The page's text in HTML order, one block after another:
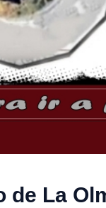
de La